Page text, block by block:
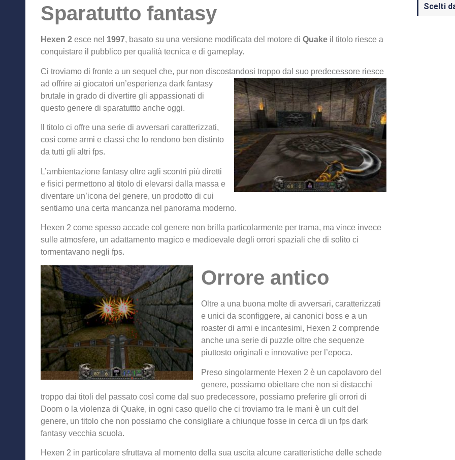
Sparatutto fantasy
Hexen 2 esce nel 1997, basato su una versione modificata del motore di Quake il titolo riesce a
conquistare il pubblico per qualità tecnica e di gameplay.
Ci troviamo di fronte a un sequel che, pur non discostandosi troppo dal suo predecessore riesce
ad offrire ai giocatori un’esperienza dark fantasy
brutale in grado di divertire gli appassionati di
questo genere di sparatuttto anche oggi.
Il titolo ci offre una serie di avversari caratterizzati,
così come armi e classi che lo rendono ben distinto
da tutti gli altri fps.
L’ambientazione fantasy oltre agli scontri più diretti
e fisici permettono al titolo di elevarsi dalla massa e
diventare un’icona del genere, un prodotto di cui
sentiamo una certa mancanza nel panorama moderno.
Hexen 2 come spesso accade col genere non brilla particolarmente per trama, ma vince invece
sulle atmosfere, un adattamento magico e medioevale degli orrori spaziali che di solito ci
tormentavano negli fps.
Orrore antico
Oltre a una buona molte di avversari, caratterizzati
e unici da sconfiggere, ai canonici boss e a un
roaster di armi e incantesimi, Hexen 2 comprende
anche una serie di puzzle oltre che sequenze
piuttosto originali e innovative per l’epoca.
Preso singolarmente Hexen 2 è un capolavoro del
genere, possiamo obiettare che non si distacchi
troppo dai titoli del passato così come dal suo predecessore, possiamo preferire gli orrori di
Doom o la violenza di Quake, in ogni caso quello che ci troviamo tra le mani è un cult del
genere, un titolo che non possiamo che consigliare a chiunque fosse in cerca di un fps dark
fantasy vecchia scuola.
Hexen 2 in particolare sfruttava al momento della sua uscita alcune caratteristiche delle schede
Scelti